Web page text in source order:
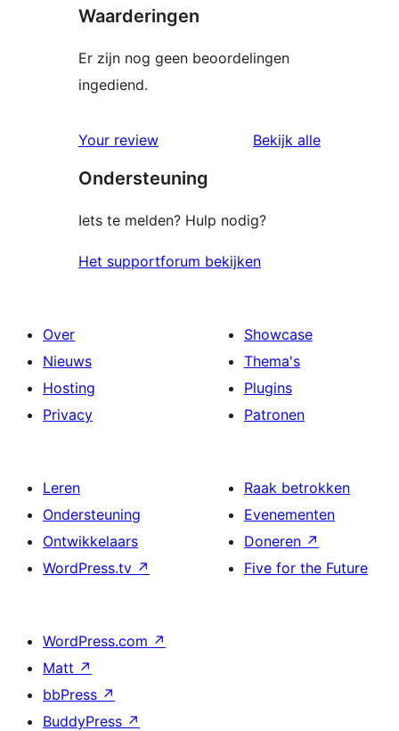
Waarderingen
Er zijn nog geen beoordelingen
ingediend.
Your review Bekijk alle
Ondersteuning
Iets te melden? Hulp nodig?
Het supportforum bekijken
Over
Nieuws
Hosting
Privacy
Showcase
Thema's
Plugins
Patronen
Leren
Ondersteuning
Ontwikkelaars
WordPress.tv ↗
Raak betrokken
Evenementen
Doneren ↗
Five for the Future
WordPress.com ↗
Matt ↗
bbPress ↗
BuddyPress ↗